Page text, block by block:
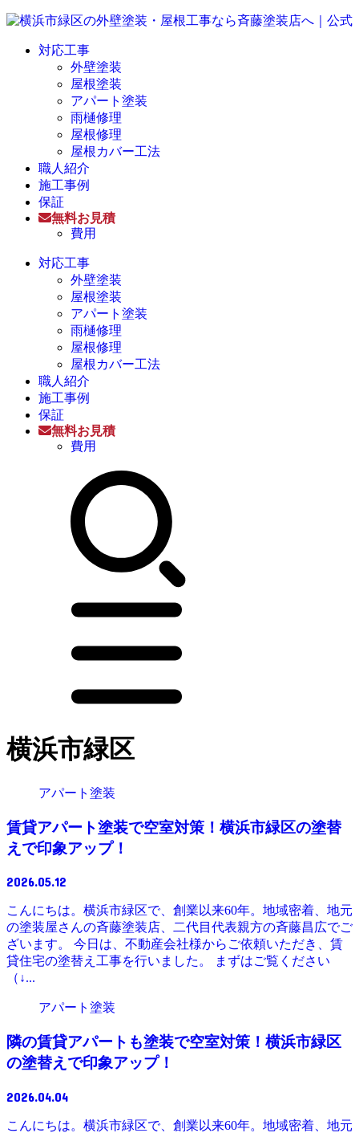
対応工事
外壁塗装
屋根塗装
アパート塗装
雨樋修理
屋根修理
屋根カバー工法
職人紹介
施工事例
保証
無料お見積
費用
対応工事
外壁塗装
屋根塗装
アパート塗装
雨樋修理
屋根修理
屋根カバー工法
職人紹介
施工事例
保証
無料お見積
費用
横浜市緑区
アパート塗装
賃貸アパート塗装で空室対策！横浜市緑区の塗替
えで印象アップ！
2026.05.12
こんにちは。横浜市緑区で、創業以来60年。地域密着、地元
の塗装屋さんの斉藤塗装店、二代目代表親方の斉藤昌広でご
ざいます。 今日は、不動産会社様からご依頼いただき、賃
貸住宅の塗替え工事を行いました。 まずはご覧ください
（↓...
アパート塗装
隣の賃貸アパートも塗装で空室対策！横浜市緑区
の塗替えで印象アップ！
2026.04.04
こんにちは。横浜市緑区で、創業以来60年。地域密着、地元